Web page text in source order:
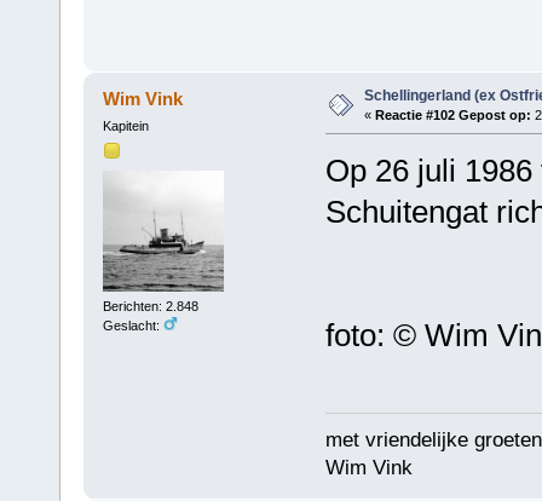
Wim Vink
Kapitein
Berichten: 2.848
Geslacht:
Schellingerland (ex
« Reactie #102 Gepost op:
Op 26 juli
Schuitengat
foto: © Wim
met vriendelijke
Wim Vink